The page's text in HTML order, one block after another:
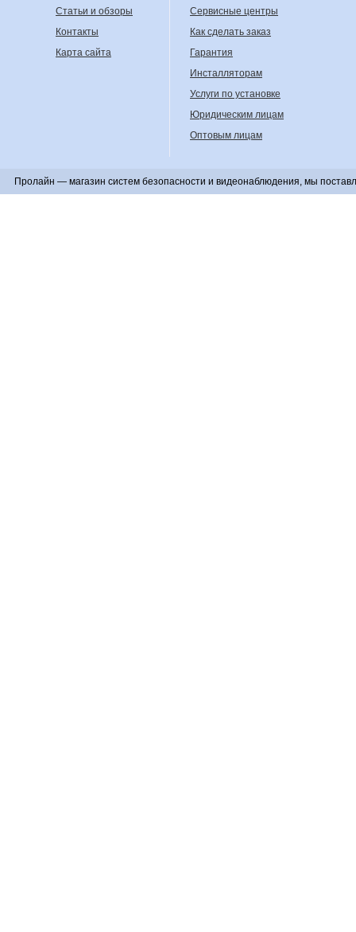
Статьи и обзоры
Контакты
Карта сайта
Сервисные центры
Как сделать заказ
Гарантия
Инсталляторам
Услуги по установке
Юридическим лицам
Оптовым лицам
Пролайн — магазин систем безопасности и видеонаблюдения, мы